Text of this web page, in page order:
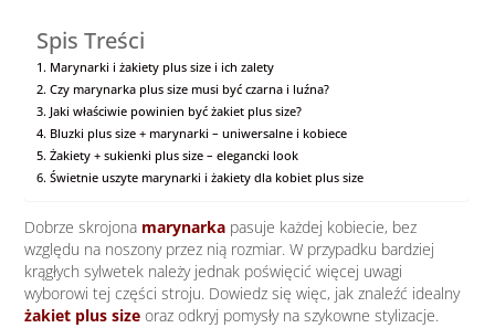
Spis Treści
Marynarki i żakiety plus size i ich zalety
Czy marynarka plus size musi być czarna i luźna?
Jaki właściwie powinien być żakiet plus size?
Bluzki plus size + marynarki – uniwersalne i kobiece
Żakiety + sukienki plus size – elegancki look
Świetnie uszyte marynarki i żakiety dla kobiet plus size
Dobrze skrojona marynarka pasuje każdej kobiecie, bez
względu na noszony przez nią rozmiar. W przypadku bardziej
krągłych sylwetek należy jednak poświęcić więcej uwagi
wyborowi tej części stroju. Dowiedz się więc, jak znaleźć idealny
żakiet plus size oraz odkryj pomysły na szykowne stylizacje.